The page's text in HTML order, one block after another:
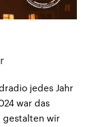
jedes Jahr
war das
gestalten wir